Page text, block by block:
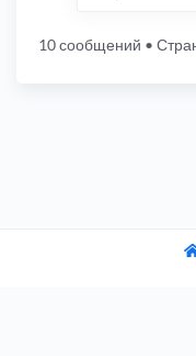
10 сообщений •